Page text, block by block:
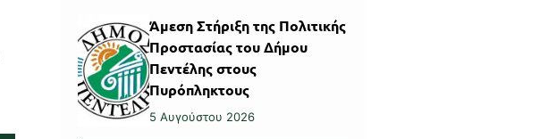
Άμεση Στήριξη της Πολιτικής
Προστασίας του Δήμου
Πεντέλης στους
Πυρόπληκτους
5 Αυγούστου 2026